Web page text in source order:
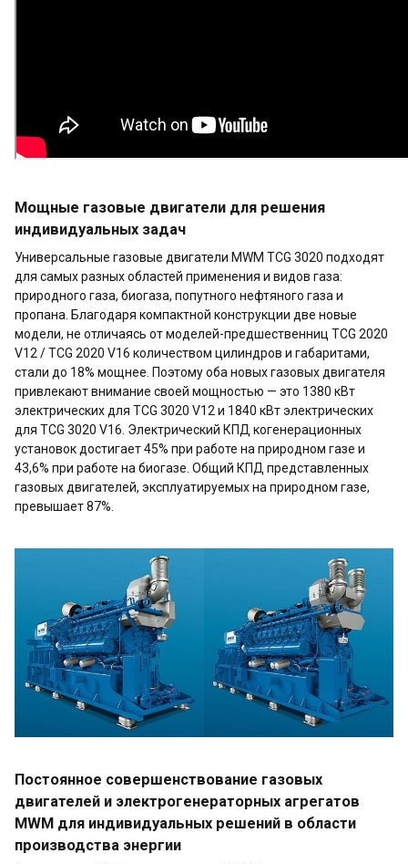
Мощные газовые двигатели для решения
индивидуальных задач
Универсальные газовые двигатели MWM TCG 3020 подходят
для самых разных областей применения и видов газа:
природного газа, биогаза, попутного нефтяного газа и
пропана. Благодаря компактной конструкции две новые
модели, не отличаясь от моделей-предшественниц TCG 2020
V12 / TCG 2020 V16 количеством цилиндров и габаритами,
стали до 18% мощнее. Поэтому оба новых газовых двигателя
привлекают внимание своей мощностью — это 1380 кВт
электрических для TCG 3020 V12 и 1840 кВт электрических
для TCG 3020 V16. Электрический КПД когенерационных
установок достигает 45% при работе на природном газе и
43,6% при работе на биогазе. Общий КПД представленных
газовых двигателей, эксплуатируемых на природном газе,
превышает 87%.
Постоянное совершенствование газовых
двигателей и электрогенераторных агрегатов
MWM для индивидуальных решений в области
производства энергии